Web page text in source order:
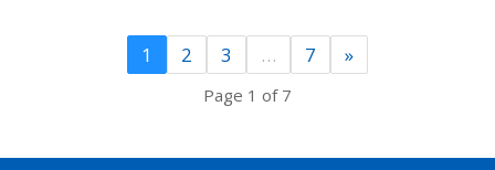
1 2 3 … 7 »
Page 1 of 7